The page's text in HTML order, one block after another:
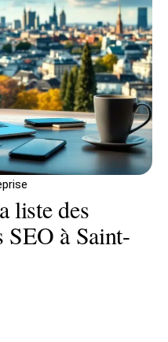
liste des
SEO à Saint-